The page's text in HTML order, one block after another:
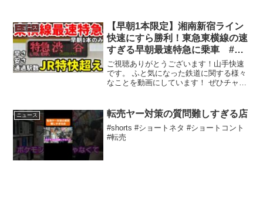
ニュース
【早朝1本限定】湘南新宿ライン
快速にすら勝利！東急東横線の速
すぎる早朝最速特急に乗車 #東
急東横線 #東横線 #東横特急 #最
速特急 #東急電鉄 #東急 #東急
5050系
ご視聴ありがとうございます！山手快速
です。 ふと気になった鉄道に関する様々
なことを動画にしています！ ぜひチャン
ニュース 転売ヤー対策の質問難しすぎる店
#shorts #ショートネタ #ショートコント
#転売